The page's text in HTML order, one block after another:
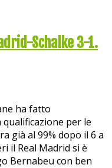
Schalke 3-1.
ha fatto
per le
già al 99% dopo il 6 a
il Real Madrid si è
Bernabeu con ben